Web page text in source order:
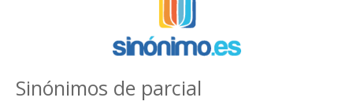
Sinónimos de parcial